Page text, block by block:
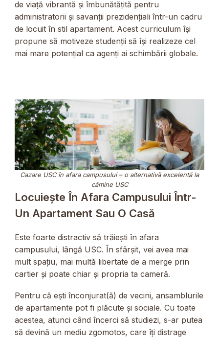
de viață vibrantă și îmbunătățită pentru
administratorii și savanții prezidențiali într-un cadru
de locuit în stil apartament. Acest curriculum își
propune să motiveze studenții să își realizeze cel
mai mare potențial ca agenți ai schimbării globale.
Cazare USC în afara campusului – o alternativă excelentă la
cămine USC
Locuiește În Afara Campusului Într-
Un Apartament Sau O Casă
Este foarte distractiv să trăiești în afara
campusului, lângă USC. În sfârșit, vei avea mai
mult spațiu, mai multă libertate de a merge prin
cartier și poate chiar și propria ta cameră.
Pentru că ești înconjurat(ă) de vecini, ansamblurile
de apartamente pot fi plăcute și sociale. Cu toate
acestea, atunci când încerci să studiezi, s-ar putea
să devină un mediu zgomotos, care îți distrage